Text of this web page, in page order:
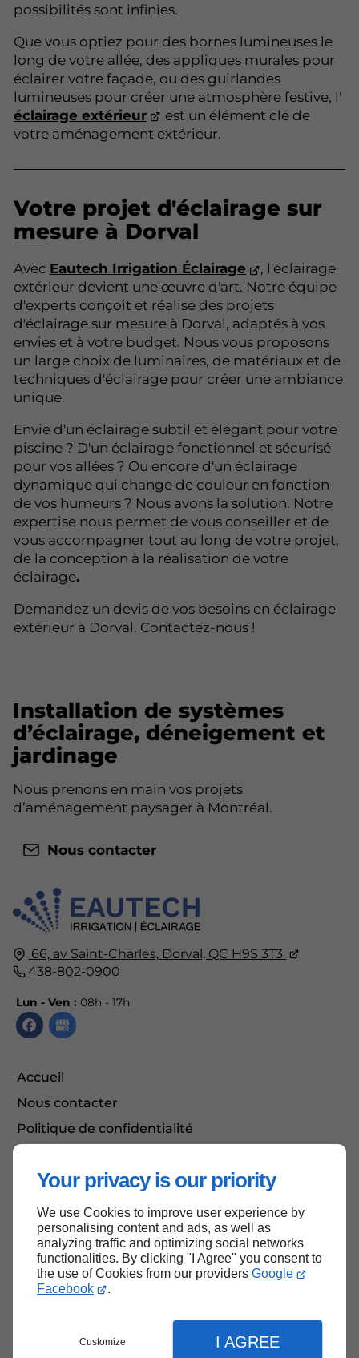
Your privacy is our priority
We use Cookies to improve user experience by
personalising content and ads, as well as
analyzing traffic and optimizing social networks
functionalities. By clicking "I Agree" you consent to
the use of Cookies from our providers Google
Facebook
.
Customize I AGREE
possibilités sont infinies.
Que vous optiez pour des bornes lumineuses le
long de votre allée, des appliques murales pour
éclairer votre façade, ou des guirlandes
lumineuses pour créer une atmosphère festive, l'
éclairage extérieur
est un élément clé de
votre aménagement extérieur.
Votre projet d'éclairage sur
mesure à Dorval
Avec Eautech Irrigation Éclairage
, l'éclairage
extérieur devient une œuvre d'art. Notre équipe
d'experts conçoit et réalise des projets
d'éclairage sur mesure à Dorval, adaptés à vos
envies et à votre budget. Nous vous proposons
un large choix de luminaires, de matériaux et de
techniques d'éclairage pour créer une ambiance
unique.
Envie d'un éclairage subtil et élégant pour votre
piscine ? D'un éclairage fonctionnel et sécurisé
pour vos allées ? Ou encore d'un éclairage
dynamique qui change de couleur en fonction
de vos humeurs ? Nous avons la solution. Notre
expertise nous permet de vous conseiller et de
vous accompagner tout au long de votre projet,
de la conception à la réalisation de votre
éclairage.
Demandez un devis de vos besoins en éclairage
extérieur à Dorval. Contactez-nous !
66, av Saint-Charles, Dorval, QC H9S 3T3
438-802-0900
Lun - Ven : 08h - 17h
Accueil
Nous contacter
Politique de confidentialité
Installation de systèmes
d’éclairage, déneigement et
jardinage
Nous prenons en main vos projets
d’aménagement paysager à Montréal.
Nous contacter
Haut de page